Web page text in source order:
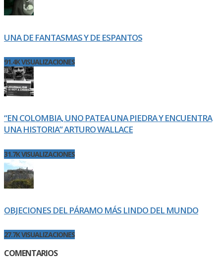
UNA DE FANTASMAS Y DE ESPANTOS
91.4K VISUALIZACIONES
“EN COLOMBIA, UNO PATEA UNA PIEDRA Y ENCUENTRA
UNA HISTORIA” ARTURO WALLACE
31.7K VISUALIZACIONES
OBJECIONES DEL PÁRAMO MÁS LINDO DEL MUNDO
27.7K VISUALIZACIONES
COMENTARIOS